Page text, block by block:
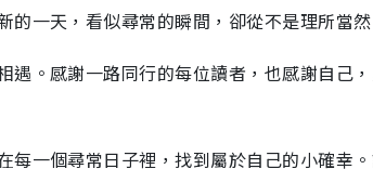
一天，看似尋常的瞬間，卻從不是理所當然
遇。感謝一路同行的每位讀者，也感謝自己
一個尋常日子裡，找到屬於自己的小確幸